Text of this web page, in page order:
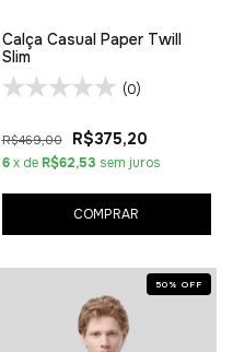
Calça Casual Paper Twill
Slim
(0)
R$469,00 R$375,20
6 x de R$62,53 sem juros
COMPRAR
50 % OFF